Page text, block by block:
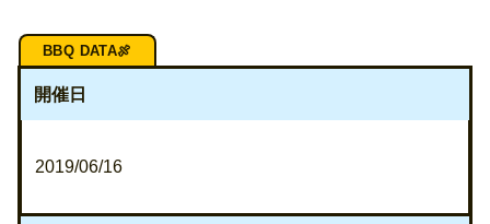
開催日
2019/06/16